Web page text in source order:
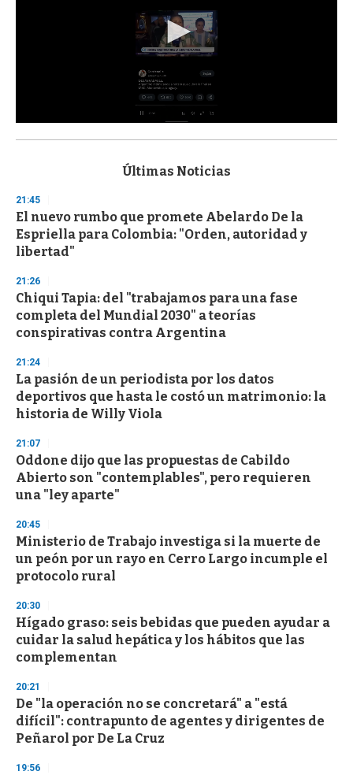
s
d
s
o
f
3
s
e
c
o
n
Últimas Noticias
21:45
El nuevo rumbo que promete Abelardo De la
Espriella para Colombia: "Orden, autoridad y
libertad"
21:26
Chiqui Tapia: del "trabajamos para una fase
completa del Mundial 2030" a teorías
conspirativas contra Argentina
21:24
La pasión de un periodista por los datos
deportivos que hasta le costó un matrimonio: la
historia de Willy Viola
21:07
Oddone dijo que las propuestas de Cabildo
Abierto son "contemplables", pero requieren
una "ley aparte"
20:45
Ministerio de Trabajo investiga si la muerte de
un peón por un rayo en Cerro Largo incumple el
protocolo rural
20:30
Hígado graso: seis bebidas que pueden ayudar a
cuidar la salud hepática y los hábitos que las
complementan
20:21
De "la operación no se concretará" a "está
difícil": contrapunto de agentes y dirigentes de
Peñarol por De La Cruz
19:56